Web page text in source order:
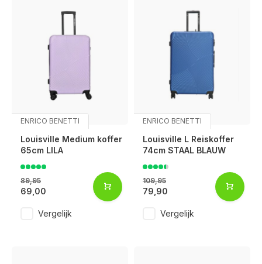
ENRICO BENETTI
Louisville Medium koffer
65cm LILA
89,95
69,00
Vergelijk
ENRICO BENETTI
Louisville L Reiskoffer
74cm STAAL BLAUW
109,95
79,90
Vergelijk